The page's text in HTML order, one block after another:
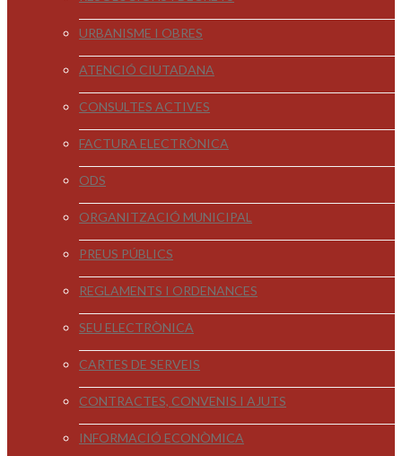
URBANISME I OBRES
ATENCIÓ CIUTADANA
CONSULTES ACTIVES
FACTURA ELECTRÒNICA
ODS
ORGANITZACIÓ MUNICIPAL
PREUS PÚBLICS
REGLAMENTS I ORDENANCES
SEU ELECTRÒNICA
CARTES DE SERVEIS
CONTRACTES, CONVENIS I AJUTS
INFORMACIÓ ECONÒMICA